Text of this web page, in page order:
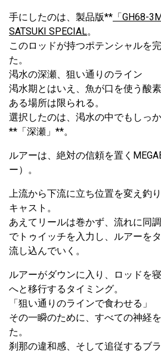
手にしたのは、製品版** 「GH68-
SATSUKI SPECIAL。
このロッドが持つポテンシャルを
た。
渇水の深瀬、狙い通りのライン
渇水期とはいえ、魚が口を使う酸
ある場所は限られる。
選択したのは、渇水の中でもしっ
**「深瀬」**。
ルアーは、絶対の信頼を置く
ー）。
上流から下流に立ち位置を変え釣
キャスト。
あえてリールは巻かず、流れに同
でトゥイッチを入力し、ルアーを
流し込んでいく。
ルアーがダウンに入り、ロッドを
へと移行するタイミング。
「狙い通りのラインで食わせる」
その一瞬のために、すべての神経
た。
刹那の違和感、そして追従するブ